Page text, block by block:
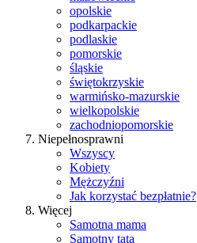
opolskie
podkarpackie
podlaskie
pomorskie
śląskie
świętokrzyskie
warmińsko-mazurskie
wielkopolskie
zachodniopomorskie
Niepełnosprawni
Wszyscy
Kobiety
Mężczyźni
Jak korzystać bezpłatnie?
Więcej
Samotna mama
Samotny tata